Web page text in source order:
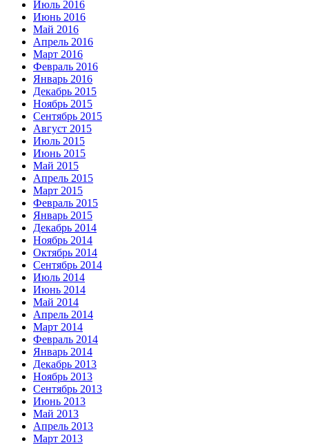
Июль 2016
Июнь 2016
Май 2016
Апрель 2016
Март 2016
Февраль 2016
Январь 2016
Декабрь 2015
Ноябрь 2015
Сентябрь 2015
Август 2015
Июль 2015
Июнь 2015
Май 2015
Апрель 2015
Март 2015
Февраль 2015
Январь 2015
Декабрь 2014
Ноябрь 2014
Октябрь 2014
Сентябрь 2014
Июль 2014
Июнь 2014
Май 2014
Апрель 2014
Март 2014
Февраль 2014
Январь 2014
Декабрь 2013
Ноябрь 2013
Сентябрь 2013
Июнь 2013
Май 2013
Апрель 2013
Март 2013